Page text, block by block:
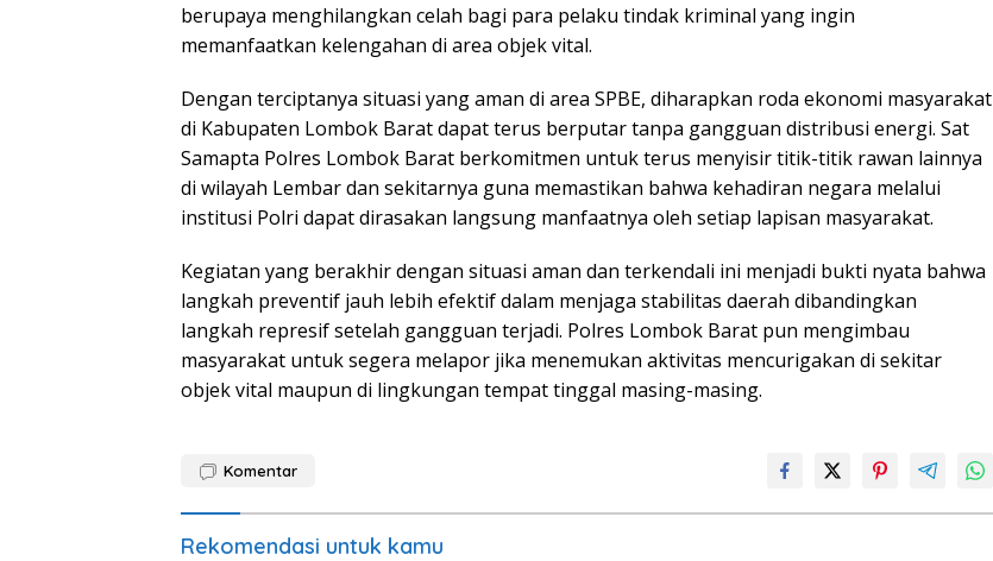
berupaya menghilangkan celah bagi para pelaku tindak kriminal yang ingin
memanfaatkan kelengahan di area objek vital.
Dengan terciptanya situasi yang aman di area SPBE, diharapkan roda ekonomi masyarakat
di Kabupaten Lombok Barat dapat terus berputar tanpa gangguan distribusi energi. Sat
Samapta Polres Lombok Barat berkomitmen untuk terus menyisir titik-titik rawan lainnya
di wilayah Lembar dan sekitarnya guna memastikan bahwa kehadiran negara melalui
institusi Polri dapat dirasakan langsung manfaatnya oleh setiap lapisan masyarakat.
Kegiatan yang berakhir dengan situasi aman dan terkendali ini menjadi bukti nyata bahwa
langkah preventif jauh lebih efektif dalam menjaga stabilitas daerah dibandingkan
langkah represif setelah gangguan terjadi. Polres Lombok Barat pun mengimbau
masyarakat untuk segera melapor jika menemukan aktivitas mencurigakan di sekitar
objek vital maupun di lingkungan tempat tinggal masing-masing.
Komentar
Rekomendasi untuk kamu